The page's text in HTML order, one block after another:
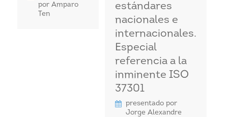
por Amparo
Ten
estándares
nacionales e
internacionales.
Especial
referencia a la
inminente ISO
37301
presentado por
Jorge Alexandre